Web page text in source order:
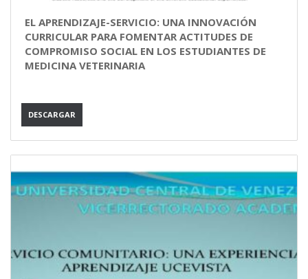
EL APRENDIZAJE-SERVICIO: UNA INNOVACIÓN
CURRICULAR PARA FOMENTAR ACTITUDES DE
COMPROMISO SOCIAL EN LOS ESTUDIANTES DE
MEDICINA VETERINARIA
DESCARGAR